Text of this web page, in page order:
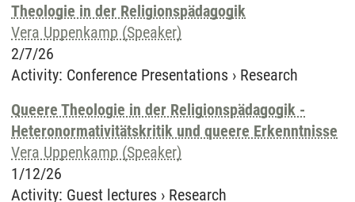
Theologie in der Religionspädagogik
Vera Uppenkamp (Speaker)
2/7/26
Activity: Conference Presentations › Research
Queere Theologie in der Religionspädagogik -
Heteronormativitätskritik und queere Erkenntnisse
Vera Uppenkamp (Speaker)
1/12/26
Activity: Guest lectures › Research